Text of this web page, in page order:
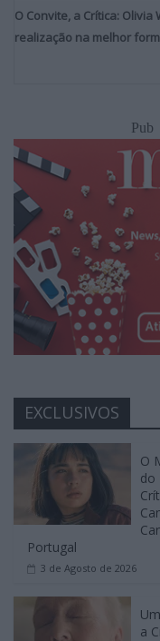
O Convite, a Crítica: Olivia
realização na melhor
Pub
EXCLUSIVOS
O
do
Portugal
3 de Agosto de 2026
a